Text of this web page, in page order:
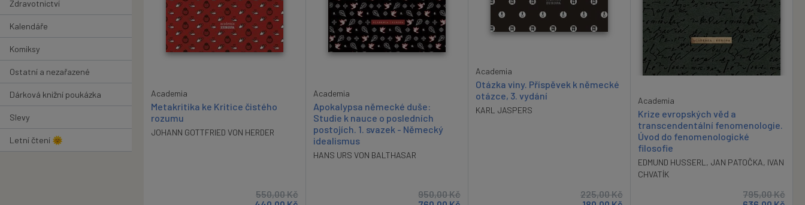
Zdravotnictví
Kalendáře
Komiksy
Ostatní a nezařazené
Dárková knižní poukázka
Slevy
Letní čtení 🌞
Academia
Metakritika ke Kritice čistého
rozumu
JOHANN GOTTFRIED VON HERDER
550,00Kč
Academia
Apokalypsa německé duše:
Studie k nauce o posledních
postojích. 1. svazek - Německý
idealismus
HANS URS VON BALTHASAR
950,00Kč
Academia
Otázka viny. Příspěvek k německé
otázce, 3. vydání
KARL JASPERS
225,00Kč
Academia
Krize evropských věd a
transcendentální fenomenologie.
Úvod do fenomenologické
filosofie
EDMUND HUSSERL , JAN PATOČKA, IVAN
CHVATÍK
795,00Kč